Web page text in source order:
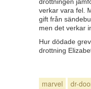
verkar vara fel.
gift från
men det verkar
Hur dödade
drottning
marvel dr-